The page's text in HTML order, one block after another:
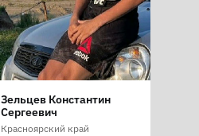
Зельцев Константин
Сергеевич
Красноярский край